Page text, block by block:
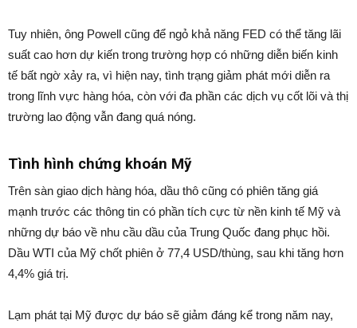
Tuy nhiên, ông Powell cũng để ngỏ khả năng FED có thể tăng lãi
suất cao hơn dự kiến trong trường hợp có những diễn biến kinh
tế bất ngờ xảy ra, vì hiện nay, tình trạng giảm phát mới diễn ra
trong lĩnh vực hàng hóa, còn với đa phần các dịch vụ cốt lõi và thị
trường lao động vẫn đang quá nóng.
Tình hình chứng khoán Mỹ
Trên sàn giao dịch hàng hóa, dầu thô cũng có phiên tăng giá
mạnh trước các thông tin có phần tích cực từ nền kinh tế Mỹ và
những dự báo về nhu cầu dầu của Trung Quốc đang phục hồi.
Dầu WTI của Mỹ chốt phiên ở 77,4 USD/thùng, sau khi tăng hơn
4,4% giá trị.
Lạm phát tại Mỹ được dự báo sẽ giảm đáng kể trong năm nay,